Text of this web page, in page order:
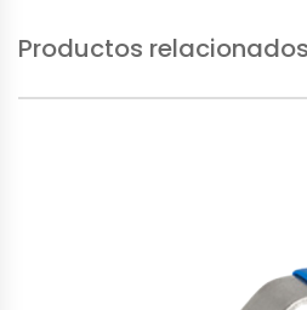
Productos relacionados